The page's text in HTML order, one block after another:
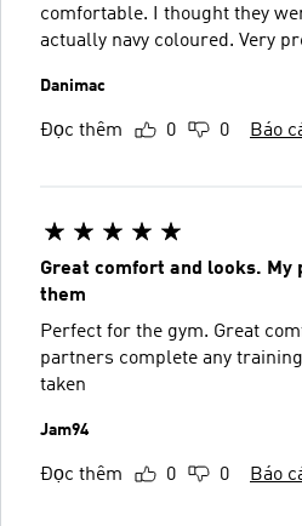
comfortable. I thought they
actually navy coloured. Very
Danimac
Đọc thêm 0 0 Báo
Great comfort and looks. My
them
Perfect for the gym. Great
partners complete any
taken
Jam94
Đọc thêm 0 0 Báo